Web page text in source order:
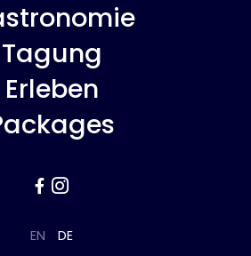
Tagung
Erleben
 
EN DE